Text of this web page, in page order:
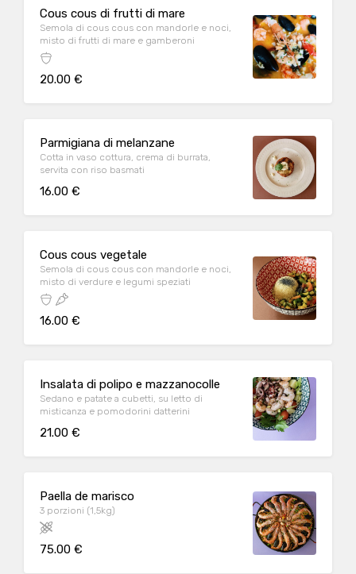
Cous cous di frutti di mare
Semola di cous cous con mandorle e noci,
misto di frutti di mare e gamberoni
20.00 €
Parmigiana di melanzane
Cotta in vaso cottura, crema di burrata,
servita con riso basmati
16.00 €
Cous cous vegetale
Semola di cous cous con mandorle e noci,
misto di verdure e legumi speziati
16.00 €
Insalata di polipo e mazzanocolle
Sedano e patate a cubetti, su letto di
misticanza e pomodorini datterini
21.00 €
Paella de marisco
3 porzioni (1,5kg)
75.00 €